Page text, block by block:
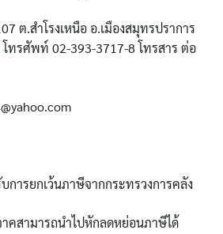
ต.สำโรงเหนือ อ.เมืองสมุทรปราการ
ทรศัพท์ 02-393-3717-8 โทรสาร ต่อ
การยกเว้นภาษีจากกระทรวงการคลัง
คสามารถนำไปหักลดหย่อนภาษีได้